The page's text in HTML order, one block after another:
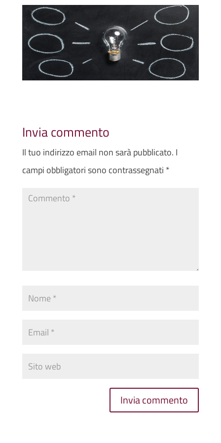
Invia commento
Il tuo indirizzo email non sarà pubblicato. I
campi obbligatori sono contrassegnati *